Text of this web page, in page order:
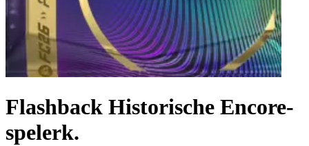
Flashback Historische Encore-
spelerk.